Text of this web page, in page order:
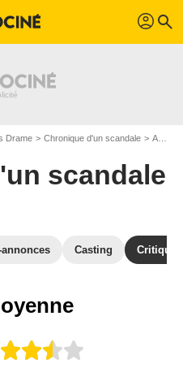
profil search
Drame Chronique d'un scandale Avis Chronique d'un scandale
scandale
annonces Casting